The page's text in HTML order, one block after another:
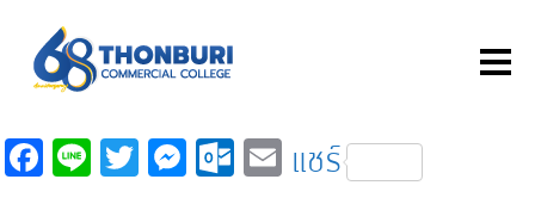
Fa Li T M O E
แชร์